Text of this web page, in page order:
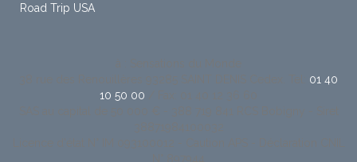
Road Trip USA
01 40
10 50 00